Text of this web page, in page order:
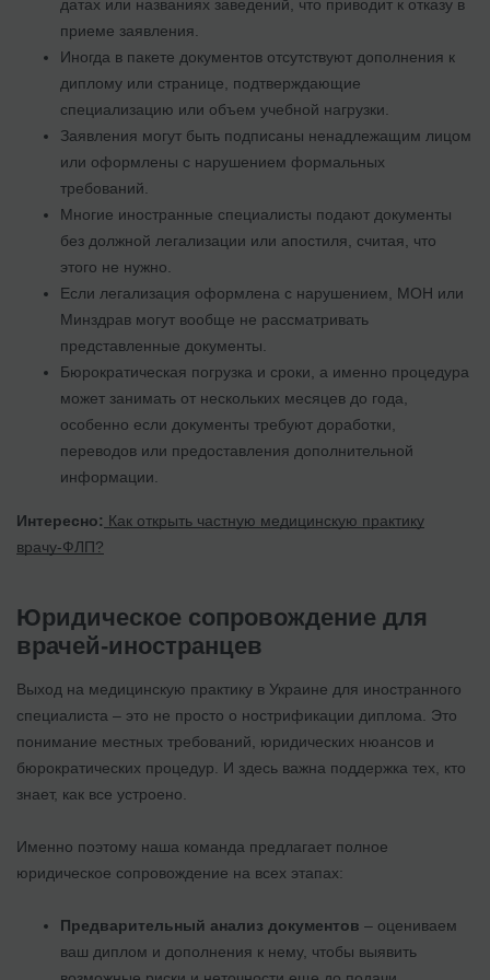
датах или названиях заведений, что приводит к отказу в
приеме заявления.
Иногда в пакете документов отсутствуют дополнения к
диплому или странице, подтверждающие
специализацию или объем учебной нагрузки.
Заявления могут быть подписаны ненадлежащим лицом
или оформлены с нарушением формальных
требований.
Многие иностранные специалисты подают документы
без должной легализации или апостиля, считая, что
этого не нужно.
Если легализация оформлена с нарушением, МОН или
Минздрав могут вообще не рассматривать
представленные документы.
Бюрократическая погрузка и сроки, а именно процедура
может занимать от нескольких месяцев до года,
особенно если документы требуют доработки,
переводов или предоставления дополнительной
информации.
Интересно: Как открыть частную медицинскую практику
врачу-ФЛП?
Юридическое сопровождение для
врачей-иностранцев
Выход на медицинскую практику в Украине для иностранного
специалиста – это не просто о нострификации диплома. Это
понимание местных требований, юридических нюансов и
бюрократических процедур. И здесь важна поддержка тех, кто
знает, как все устроено.
Именно поэтому наша команда предлагает полное
юридическое сопровождение на всех этапах:
Предварительный анализ документов – оцениваем
ваш диплом и дополнения к нему, чтобы выявить